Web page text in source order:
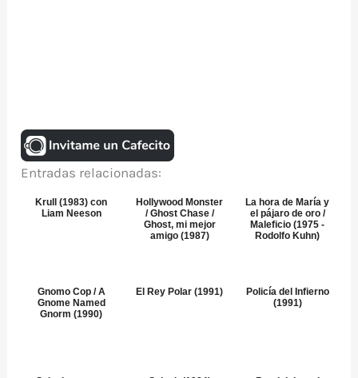
Entradas relacionadas:
Krull (1983) con
Liam Neeson
Hollywood Monster
/ Ghost Chase /
Ghost, mi mejor
amigo (1987)
La hora de María y
el pájaro de oro /
Maleficio (1975 -
Rodolfo Kuhn)
Gnomo Cop / A
Gnome Named
Gnorm (1990)
El Rey Polar (1991)
Policía del Infierno
(1991)